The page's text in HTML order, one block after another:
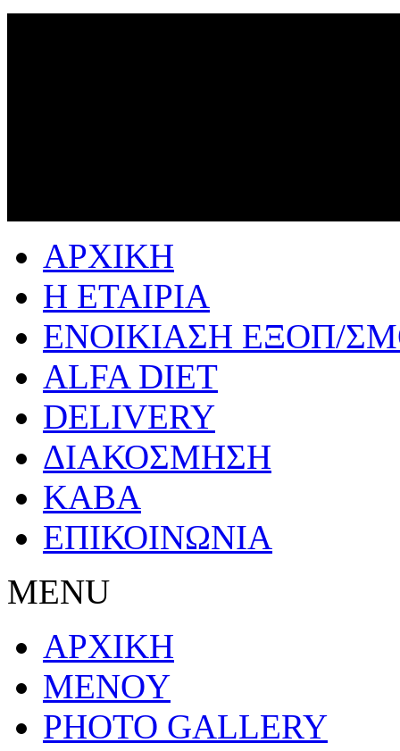
ΑΡΧΙΚΗ
Η ΕΤΑΙΡΙΑ
ΕΝΟΙΚΙΑΣΗ ΕΞΟΠ/
ALFA DIET
DELIVERY
ΔΙΑΚΟΣΜΗΣΗ
ΚΑΒΑ
ΕΠΙΚΟΙΝΩΝΙΑ
MENU
ΑΡΧΙΚΗ
MENOY
PHOTO GALLERY